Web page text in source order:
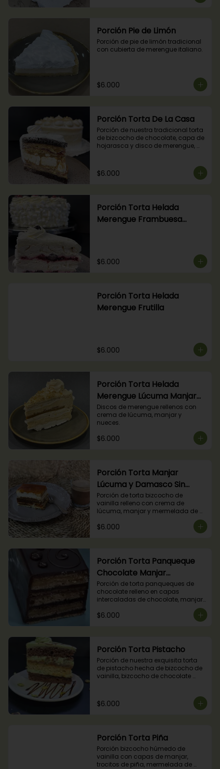
Porción Pie de Limón
Porción de pie de limón tradicional
con cubierta de merengue italiano.
$6.000
Porción Torta De La Casa
Porción de nuestra tradicional torta
de bizcocho de chocolate, capa de
hojarasca y disco de merengue,
$6.000
Porción Torta Helada
Merengue Frambuesa
$6.000
Porción Torta Helada
Merengue Frutilla
$6.000
Porción Torta Helada
Merengue Lúcuma Manjar
Nuez
Discos de merengue rellenos con
crema de lúcuma, manjar y
nueces.
$6.000
Porción Torta Manjar
Lúcuma y Damasco Sin
Azúcar
Porción de torta bizcocho de
vainilla relleno con crema de
lúcuma, manjar y mermelada de
diabéticos).
$6.000
Porción Torta Panqueque
Chocolate Manjar
Frambuesa
Porción de torta panqueques de
chocolate relleno en capas
intercaladas de chocolate, manjar
$6.000
Porción Torta Pistacho
Porción de nuestra exquisita torta
de pistacho hecha de bizcocho de
vainilla, bizcocho de chocolate
crema de pistachos.
$6.000
Porción Torta Piña
Porción bizcocho húmedo de
vainilla con capas de manjar,
trocitos de piña, mermelada de